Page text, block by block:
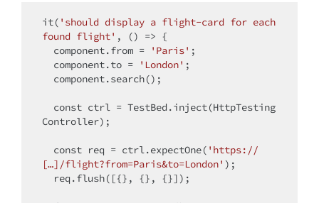
it( 'should display a flight-card for each
found flight' , () => {
  component.from =
'Paris' ;
  component.to =
'London' ;
const ctrl = TestBed.inject(HttpTesting
Controller);
const req = ctrl.expectOne( 'https://
[…]/flight?from=Paris&to=London' );